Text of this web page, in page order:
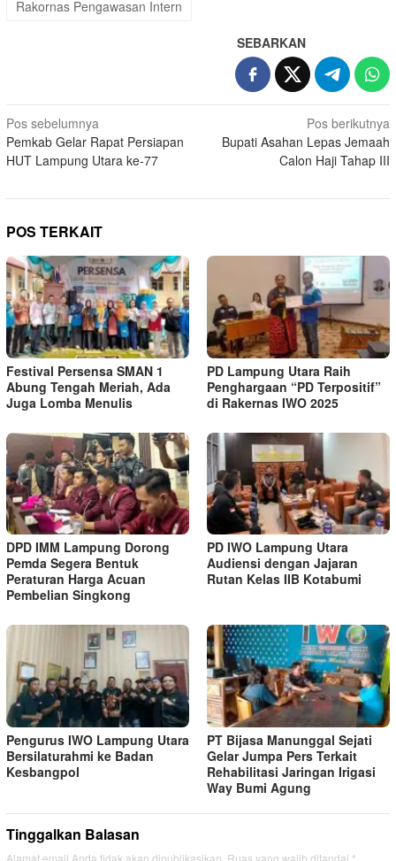
Rakornas Pengawasan Intern
SEBARKAN
Navigasi
pos
Pos sebelumnya
Pemkab Gelar Rapat Persiapan
HUT Lampung Utara ke-77
Pos berikutnya
Bupati Asahan Lepas Jemaah
Calon Haji Tahap III
POS TERKAIT
Festival Persensa SMAN 1
Abung Tengah Meriah, Ada
Juga Lomba Menulis
PD Lampung Utara Raih
Penghargaan “PD Terpositif”
di Rakernas IWO 2025
DPD IMM Lampung Dorong
Pemda Segera Bentuk
Peraturan Harga Acuan
Pembelian Singkong
PD IWO Lampung Utara
Audiensi dengan Jajaran
Rutan Kelas IIB Kotabumi
Pengurus IWO Lampung Utara
Bersilaturahmi ke Badan
Kesbangpol
PT Bijasa Manunggal Sejati
Gelar Jumpa Pers Terkait
Rehabilitasi Jaringan Irigasi
Way Bumi Agung
Tinggalkan Balasan